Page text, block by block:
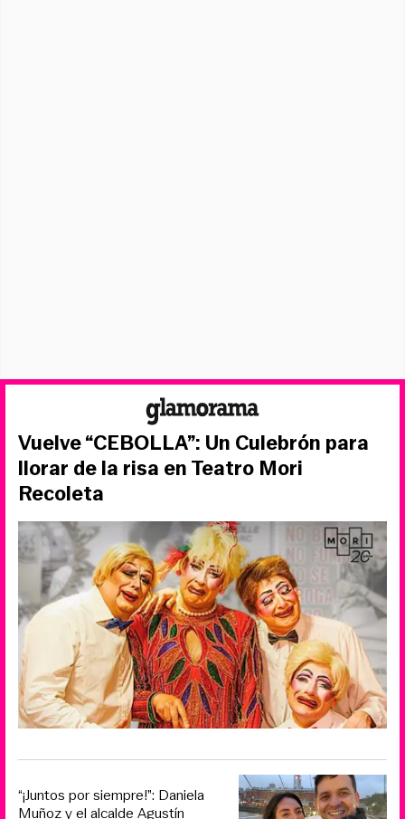
Vuelve “CEBOLLA”: Un Culebrón para
llorar de la risa en Teatro Mori
Recoleta
“¡Juntos por siempre!”: Daniela
Muñoz y el alcalde Agustín